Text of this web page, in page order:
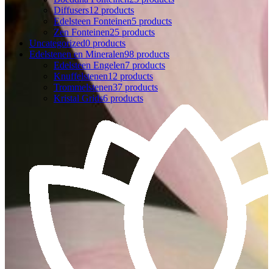
Diffusers12 products
Edelsteen Fonteinen5 products
Zen Fonteinen25 products
Uncategorized0 products
Edelstenen en Mineralen98 products
Edelsteen Engelen7 products
Knuffelstenen12 products
Trommelstenen37 products
Kristal Grids6 products